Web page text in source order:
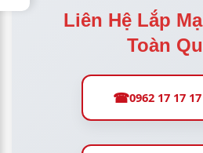
Liên Hệ Lắp
Toàn
☎0962 17 17